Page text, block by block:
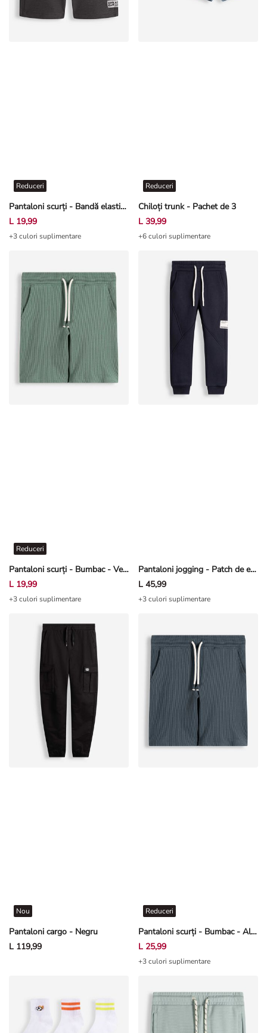
Pantaloni scurți - Bandă elastică în talie - Gri închis
Reduceri
L 19,99
+3 culori suplimentare
Chiloți trunk - Pachet de 3
Reduceri
L 39,99
+6 culori suplimentare
Pantaloni scurți - Bumbac - Verde
Reduceri
L 19,99
+3 culori suplimentare
Pantaloni jogging - Patch de etichetă - Albastru închis
L 45,99
+3 culori suplimentare
Pantaloni cargo - Negru
Nou
L 119,99
Pantaloni scurți - Bumbac - Albastru închis
Reduceri
L 25,99
+3 culori suplimentare